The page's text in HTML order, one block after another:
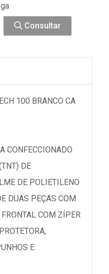
Consultar
100 BRANCO CA
CONFECCIONADO
DE
DE POLIETILENO
DUAS PEÇAS COM
COM ZÍPER
E